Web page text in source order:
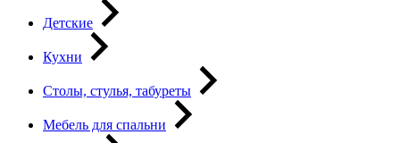
Детские
Кухни
Столы, стулья, табуреты
Мебель для спальни